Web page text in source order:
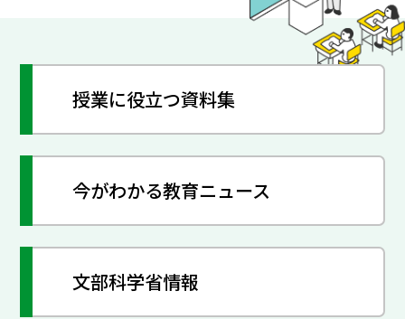
授業に役立つ資料集
今がわかる教育ニュース
文部科学省情報